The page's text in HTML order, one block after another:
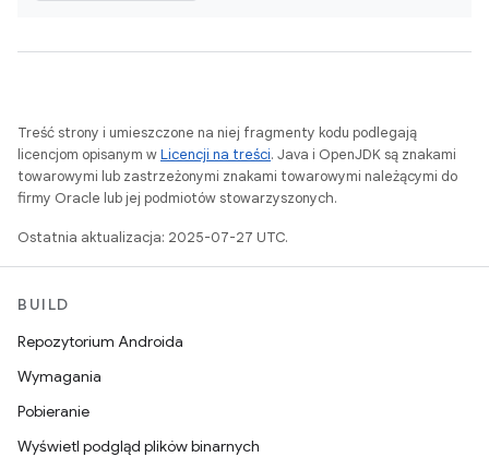
Treść strony i umieszczone na niej fragmenty kodu podlegają
licencjom opisanym wLicencji na treści. Java i OpenJDK są znakami
towarowymi lub zastrzeżonymi znakami towarowymi należącymi do
firmy Oracle lub jej podmiotów stowarzyszonych.
Ostatnia aktualizacja: 2025-07-27 UTC.
BUILD
Repozytorium Androida
Wymagania
Pobieranie
Wyświetl podgląd plików binarnych